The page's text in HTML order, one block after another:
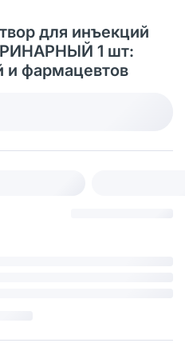
для инъекций
1 шт:
и фармацевтов